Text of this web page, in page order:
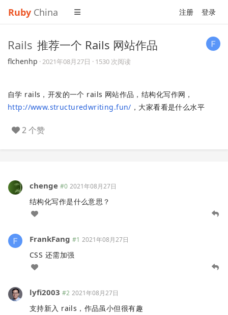
Ruby China 注册 登录
Rails 推荐一个 Rails 网站作品
flchenhp ·2021年08月27日 · 1530 次阅读
自学 rails，开发的一个 rails 网站作品，结构化写作网，
http://www.structuredwriting.fun/ ，大家看看是什么水平
2 个赞
chenge #0 2021年08月27日
结构化写作是什么意思？
FrankFang #1 2021年08月27日
CSS 还需加强
lyfi2003 #2 2021年08月27日
支持新入 rails，作品虽小但很有趣